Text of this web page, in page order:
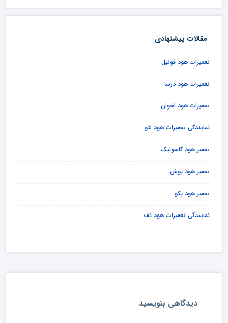
مقالات پیشنهادی
تعمیرات هود فوتیل
تعمیرات هود درسا
تعمیرات هود اخوان
نمایندگی تعمیرات هود لتو
تعمیر هود گاسونیک
تعمیر هود بوش
تعمیر هود بکو
نمایندگی تعمیرات هود نف
دیدگاهی بنویسید